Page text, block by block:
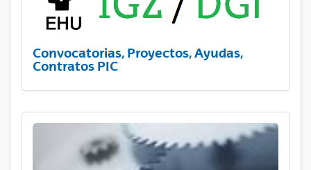
Convocatorias, Proyectos, Ayudas,
Contratos PIC